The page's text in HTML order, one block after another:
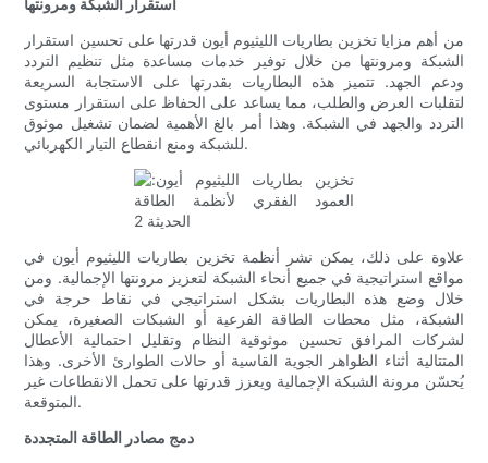
استقرار الشبكة ومرونتها
من أهم مزايا تخزين بطاريات الليثيوم أيون قدرتها على تحسين استقرار
الشبكة ومرونتها من خلال توفير خدمات مساعدة مثل تنظيم التردد
ودعم الجهد. تتميز هذه البطاريات بقدرتها على الاستجابة السريعة
لتقلبات العرض والطلب، مما يساعد على الحفاظ على استقرار مستوى
التردد والجهد في الشبكة. وهذا أمر بالغ الأهمية لضمان تشغيل موثوق
للشبكة ومنع انقطاع التيار الكهربائي.
علاوة على ذلك، يمكن نشر أنظمة تخزين بطاريات الليثيوم أيون في
مواقع استراتيجية في جميع أنحاء الشبكة لتعزيز مرونتها الإجمالية. ومن
خلال وضع هذه البطاريات بشكل استراتيجي في نقاط حرجة في
الشبكة، مثل محطات الطاقة الفرعية أو الشبكات الصغيرة، يمكن
لشركات المرافق تحسين موثوقية النظام وتقليل احتمالية الأعطال
المتتالية أثناء الظواهر الجوية القاسية أو حالات الطوارئ الأخرى. وهذا
يُحسّن مرونة الشبكة الإجمالية ويعزز قدرتها على تحمل الانقطاعات غير
المتوقعة.
دمج مصادر الطاقة المتجددة